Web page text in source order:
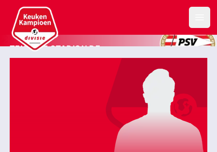
Keuken Kampioen Divisie
Jong PSV
TENCATE STADION DE
HERDGANG